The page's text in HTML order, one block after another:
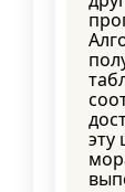
эту